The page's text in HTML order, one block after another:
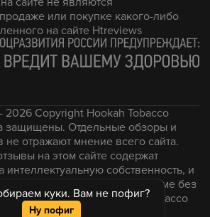
куки. Вам не пофиг?
Ну пофиг
или покупке какого-либо
на сайте Htreviews
2026 Copyright Hookah Tobacco
защищены. Отдельные обзоры и
не отражают мнение всего сайта.
на этом сайте содержат
интеллектуальную собственность, и
в какой-либо форме без
администрации Hookah Tobacco